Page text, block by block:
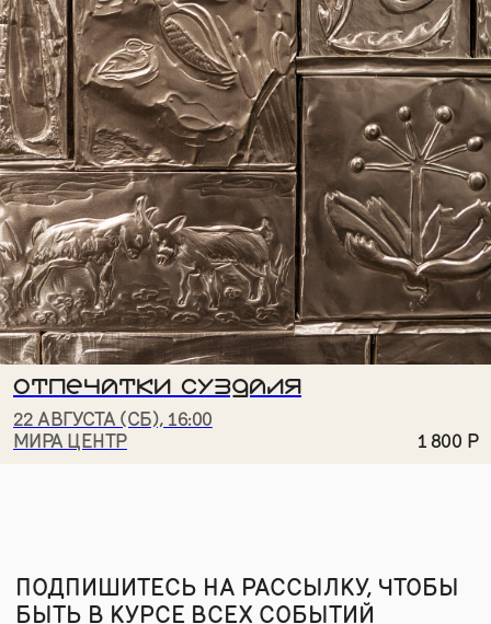
ОТПЕЧАТКИ СУЗДАЛЯ
22 АВГУСТА (СБ), 16:00
МИРА ЦЕНТР
1 800 Р